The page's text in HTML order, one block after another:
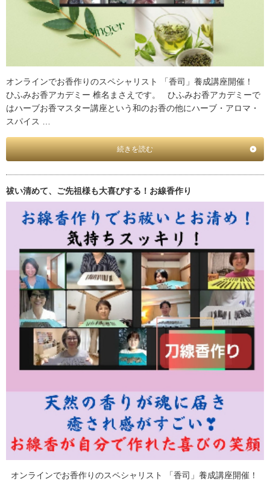
オンラインでお香作りのスペシャリスト 「香司」養成講座開催！
ひふみお香アカデミー 椎名まさえです。 ひふみお香アカデミーで
はハーブお香マスター講座という和のお香の他にハーブ・アロマ・
スパイス …
続きを読む
祓い清めて、ご先祖様も大喜びする！お線香作り
オンラインでお香作りのスペシャリスト 「香司」養成講座開催！